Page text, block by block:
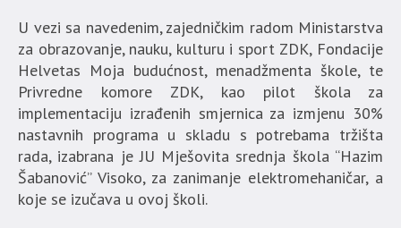
U vezi sa navedenim, zajedničkim radom Ministarstva
za obrazovanje, nauku, kulturu i sport ZDK, Fondacije
Helvetas Moja budućnost, menadžmenta škole, te
Privredne komore ZDK, kao pilot škola za
implementaciju izrađenih smjernica za izmjenu 30%
nastavnih programa u skladu s potrebama tržišta
rada, izabrana je JU Mješovita srednja škola “Hazim
Šabanović” Visoko, za zanimanje elektromehaničar, a
koje se izučava u ovoj školi.